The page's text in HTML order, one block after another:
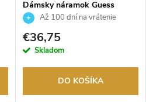
Dámsky náramok Guess
JUBB03120JWYGWHS
Až 100 dní na vrátenie
tovaru. Autorizovaný predajca.
€36,75
Skladom
DO KOŠÍKA